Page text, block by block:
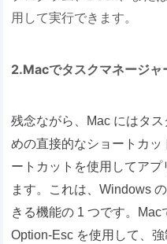
用して実行できます。
2.Macでタスクマネージャ
残念ながら、Mac にはタ
めの直接的なショートカッ
ートカットを使用してア
ます。これは、Windows
きる機能の 1 つです。
Mac
Option-Esc を使用して、